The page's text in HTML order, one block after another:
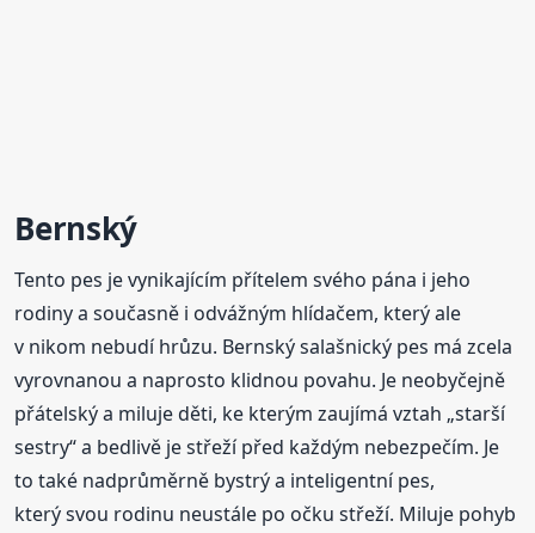
Bernský
Tento pes je vynikajícím přítelem svého pána i jeho
rodiny a současně i odvážným hlídačem, který ale
v nikom nebudí hrůzu. Bernský salašnický pes má zcela
vyrovnanou a naprosto klidnou povahu. Je neobyčejně
přátelský a miluje děti, ke kterým zaujímá vztah „starší
sestry“ a bedlivě je střeží před každým nebezpečím. Je
to také nadprůměrně bystrý a inteligentní pes,
který svou rodinu neustále po očku střeží. Miluje pohyb